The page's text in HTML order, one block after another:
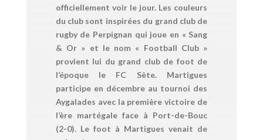
officiellement voir le jour. Les couleurs
du club sont inspirées du grand club de
rugby de Perpignan qui joue en « Sang
& Or » et le nom « Football Club »
provient lui du grand club de foot de
l’époque le FC Sète. Martigues
participe en décembre au tournoi des
Aygalades avec la première victoire de
l’ère martégale face à Port-de-Bouc
(2-0). Le foot à Martigues venait de